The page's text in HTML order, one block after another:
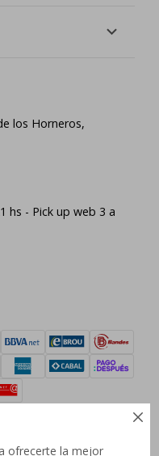

ofrecerte la mejor
los Horneros,
hs - Pick up web 3 a